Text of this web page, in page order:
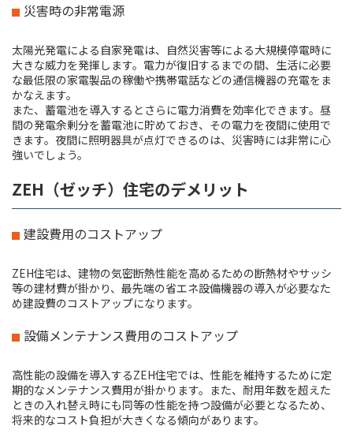
災害時の非常電源
太陽光発電による自家発電は、自然災害等による大規模停電時に
大きな威力を発揮します。電力が復旧するまでの間、生活に必要
な最低限の家電製品の稼働や携帯電話などの通信機器の充電をま
かなえます。
また、蓄電池を導入するとさらに電力消費を効率化できます。昼
間の発電余剰分を蓄電池に貯めておき、その電力を夜間に使用で
きます。夜間に照明器具が点灯できるのは、災害時には非常に心
強いでしょう。
ZEH（ゼッチ）住宅のデメリット
建設費用のコストアップ
ZEH住宅は、建物の気密断熱性能を高めるための断熱材やサッシ
等の建材費が掛かり、最先端の省エネ設備機器の導入が必要なた
め建設費のコストアップになります。
設備メンテナンス費用のコストアップ
高性能の設備を導入するZEH住宅では、性能を維持するために定
期的なメンテナンス費用が掛かります。また、耐用年数を超えた
ときの入れ替え時にも同等の性能を持つ設備が必要となるため、
将来的なコスト負担が大きくなる傾向があります。